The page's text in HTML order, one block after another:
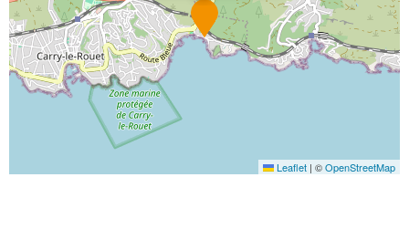
Leaflet | ©OpenStreetMap